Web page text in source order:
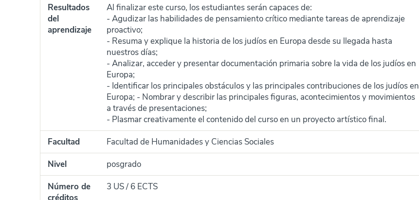
Resultados
del
aprendizaje
Al finalizar este curso, los estudiantes serán capaces de:
- Agudizar las habilidades de pensamiento crítico mediante tareas de aprendizaje
proactivo;
- Resuma y explique la historia de los judíos en Europa desde su llegada hasta
nuestros días;
- Analizar, acceder y presentar documentación primaria sobre la vida de los judíos en
Europa;
- Identificar los principales obstáculos y las principales contribuciones de los judíos en
Europa; - Nombrar y describir las principales figuras, acontecimientos y movimientos
a través de presentaciones;
- Plasmar creativamente el contenido del curso en un proyecto artístico final.
Facultad
Facultad de Humanidades y Ciencias Sociales
Nivel
posgrado
Número de
3 US / 6 ECTS